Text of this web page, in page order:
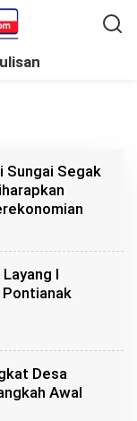
Sungai Segak
I
Desa
Awal